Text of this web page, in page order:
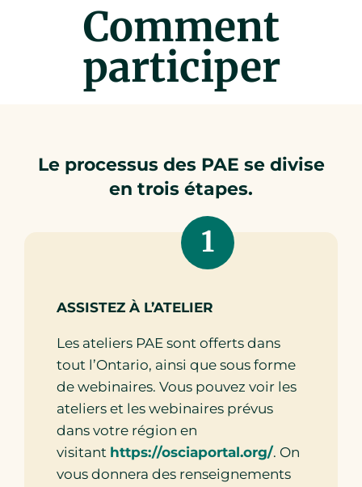
Comment
participer
Le processus des PAE se divise
en trois étapes.
1
ASSISTEZ À L’ATELIER
Les ateliers PAE sont offerts dans
tout l’Ontario, ainsi que sous forme
de webinaires. Vous pouvez voir les
ateliers et les webinaires prévus
dans votre région en
visitant https://osciaportal.org/. On
vous donnera des renseignements